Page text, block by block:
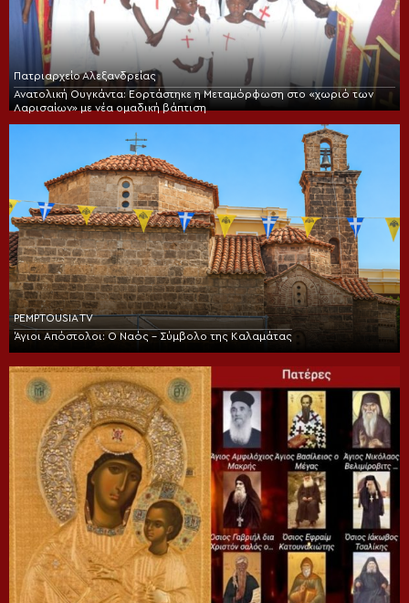
Πατριαρχείο Αλεξανδρείας
Ανατολική Ουγκάντα: Εορτάστηκε η Μεταμόρφωση στο «χωριό των
Λαρισαίων» με νέα ομαδική βάπτιση
PEMPTOUSIA TV
Άγιοι Απόστολοι: Ο Ναός – Σύμβολο της Καλαμάτας